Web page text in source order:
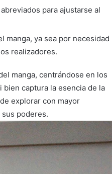
para ajustarse al
manga, ya sea por necesidad
realizadores.
manga, centrándose en los
captura la esencia de la
explorar con mayor
poderes.